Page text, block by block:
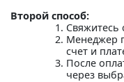
Второй способ:
Менеджер
счет и
После
через